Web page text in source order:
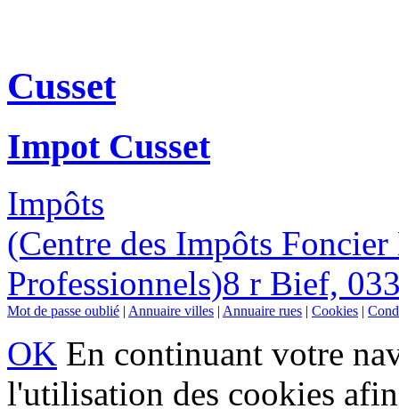
Cusset
Impot Cusset
Impôts
(Centre des Impôts
Professionnels)8 r Bief,
Mot de passe oublié | Annuaire villes | Annuaire rues | Cookies |
OK En continuant votre
l'utilisation des cookies